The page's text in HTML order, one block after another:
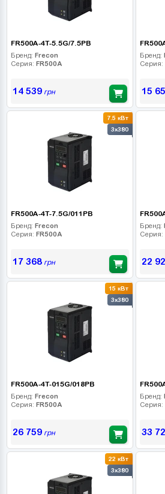
FR500A-4T-5.5G/7.5PB
Бренд: Frecon
Серия: FR500A
14 539грн
Бренд:
Серия:
15
7.5 кВт
3x380
FR500A-4T-7.5G/011PB
Бренд: Frecon
Серия: FR500A
17 368грн
Бренд:
Серия:
22
15 кВт
3x380
FR500A-4T-015G/018PB
Бренд: Frecon
Серия: FR500A
26 759грн
Бренд:
Серия:
33
22 кВт
3x380